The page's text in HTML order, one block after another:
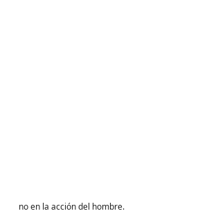
no en la acción del hombre.